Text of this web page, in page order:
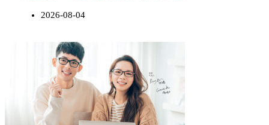
2026-08-04